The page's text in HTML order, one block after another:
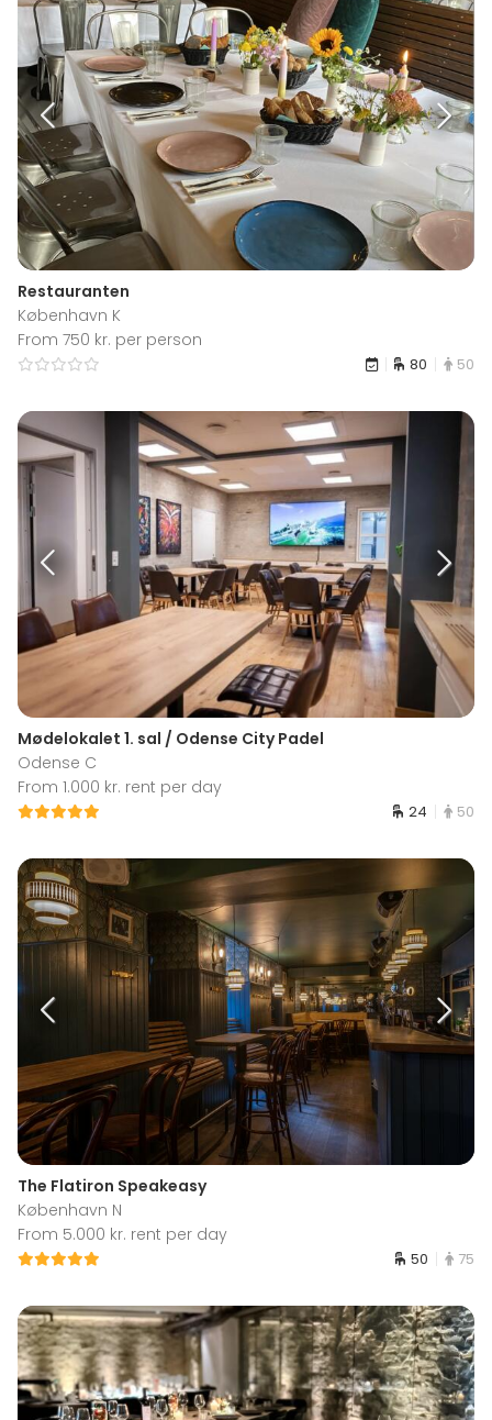
Restauranten
København K
From 750 kr. per person
80 50
Mødelokalet 1. sal / Odense City Padel
Odense C
From 1.000 kr. rent per day
24 50
The Flatiron Speakeasy
København N
From 5.000 kr. rent per day
50 75